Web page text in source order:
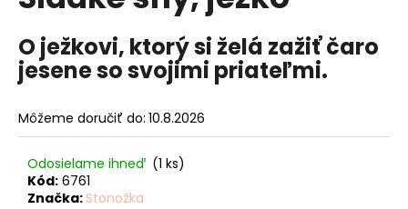
z
5
hviezdičiek.
O ježkovi, ktorý si želá zažiť čaro
jesene so svojimi priateľmi.
Môžeme doručiť do: 10.8.2026
Odosielame ihneď (1 ks)
Kód: 6761
Značka: Stonožka
j
s
ť
?